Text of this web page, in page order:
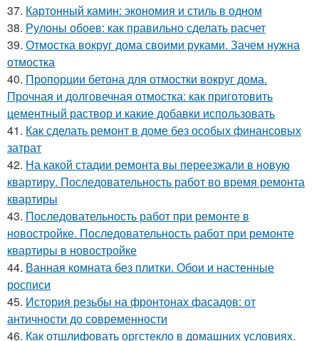
37. Картонный камин: экономия и стиль в одном
38. Рулоны обоев: как правильно сделать расчет
39. Отмостка вокруг дома своими руками. Зачем нужна
отмостка
40. Пропорции бетона для отмостки вокруг дома.
Прочная и долговечная отмостка: как приготовить
цементный раствор и какие добавки использовать
41. Как сделать ремонт в доме без особых финансовых
затрат
42. На какой стадии ремонта вы переезжали в новую
квартиру. Последовательность работ во время ремонта
квартиры
43. Последовательность работ при ремонте в
новостройке. Последовательность работ при ремонте
квартиры в новостройке
44. Ванная комната без плитки. Обои и настенные
росписи
45. История резьбы на фронтонах фасадов: от
античности до современности
46. Как отшлифовать оргстекло в домашних условиях.